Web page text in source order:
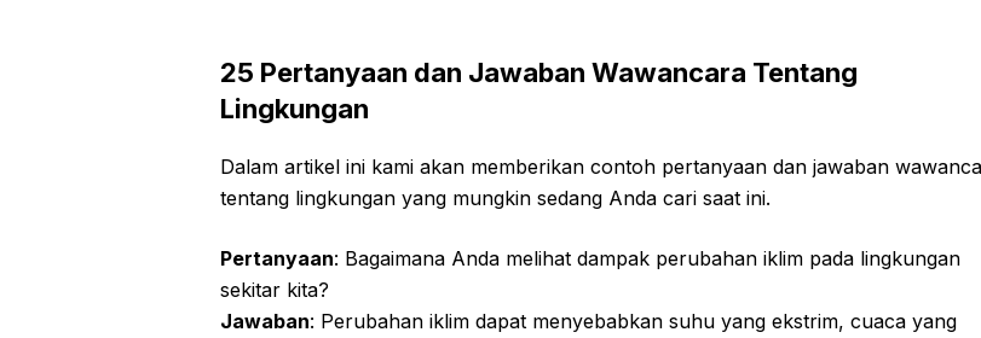
25 Pertanyaan dan Jawaban Wawancara Tentang
Lingkungan
Dalam artikel ini kami akan memberikan contoh pertanyaan dan jawaban
tentang lingkungan yang mungkin sedang Anda cari saat ini.
Pertanyaan: Bagaimana Anda melihat dampak perubahan iklim pada lingkungan
sekitar kita?
Jawaban: Perubahan iklim dapat menyebabkan suhu yang ekstrim, cuaca yang